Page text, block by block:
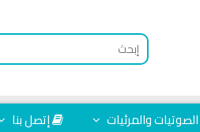
الصوتيات والمرئيات إتصل بنا